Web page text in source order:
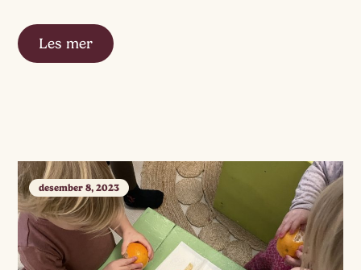
Les mer
desember 8, 2023